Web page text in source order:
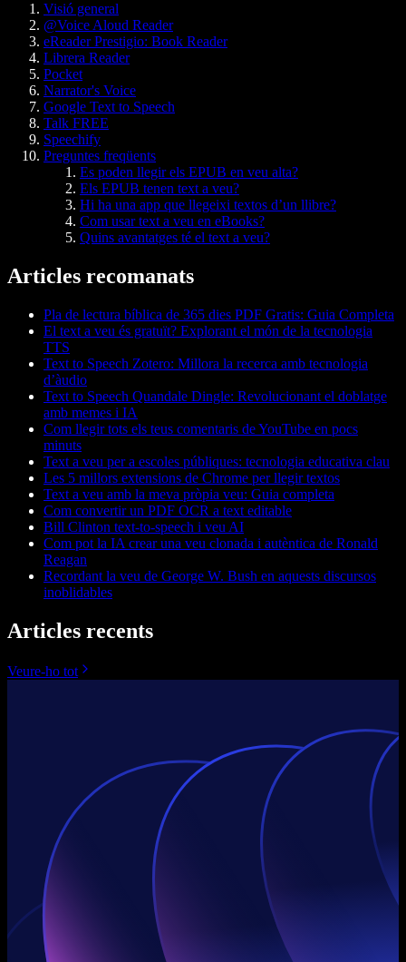
Visió general
@Voice Aloud Reader
eReader Prestigio: Book Reader
Librera Reader
Pocket
Narrator's Voice
Google Text to Speech
Talk FREE
Speechify
Preguntes freqüents
Es poden llegir els EPUB en veu alta?
Els EPUB tenen text a veu?
Hi ha una app que llegeixi textos d’un llibre?
Com usar text a veu en eBooks?
Quins avantatges té el text a veu?
Articles recomanats
Pla de lectura bíblica de 365 dies PDF Gratis: Guia Completa
El text a veu és gratuït? Explorant el món de la tecnologia
TTS
Text to Speech Zotero: Millora la recerca amb tecnologia
d’àudio
Text to Speech Quandale Dingle: Revolucionant el doblatge
amb memes i IA
Com llegir tots els teus comentaris de YouTube en pocs
minuts
Text a veu per a escoles públiques: tecnologia educativa clau
Les 5 millors extensions de Chrome per llegir textos
Text a veu amb la meva pròpia veu: Guia completa
Com convertir un PDF OCR a text editable
Bill Clinton text-to-speech i veu AI
Com pot la IA crear una veu clonada i autèntica de Ronald
Reagan
Recordant la veu de George W. Bush en aquests discursos
inoblidables
Articles recents
Veure-ho tot